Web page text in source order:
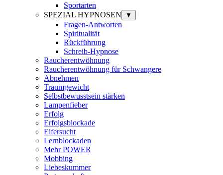
Sportarten
SPEZIAL HYPNOSEN
▼
Fragen-Antworten
Spiritualität
Rückführung
Schreib-Hypnose
Raucherentwöhnung
Raucherentwöhnung für Schwangere
Abnehmen
Traumgewicht
Selbstbewusstsein stärken
Lampenfieber
Erfolg
Erfolgsblockade
Eifersucht
Lernblockaden
Mehr POWER
Mobbing
Liebeskummer